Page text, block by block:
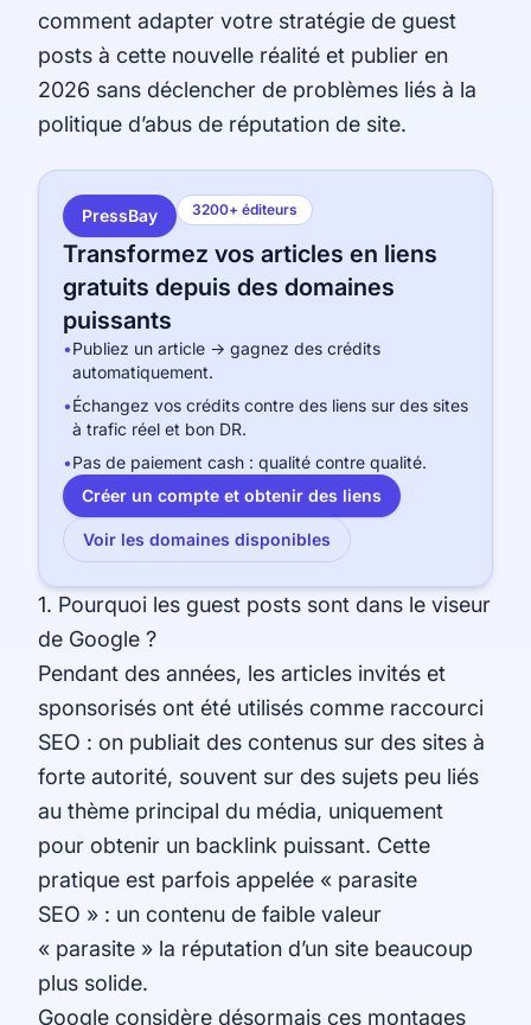
comment adapter votre stratégie de guest
posts à cette nouvelle réalité et publier en
2026 sans déclencher de problèmes liés à la
politique d’abus de réputation de site.
PressBay 3200+ éditeurs
Transformez vos articles en liens
gratuits depuis des domaines
puissants
•Publiez un article → gagnez des crédits
automatiquement.
•Échangez vos crédits contre des liens sur des sites
à trafic réel et bon DR.
•Pas de paiement cash : qualité contre qualité.
Créer un compte et obtenir des liens
Voir les domaines disponibles
1. Pourquoi les guest posts sont dans le viseur
de Google ?
Pendant des années, les articles invités et
sponsorisés ont été utilisés comme raccourci
SEO : on publiait des contenus sur des sites à
forte autorité, souvent sur des sujets peu liés
au thème principal du média, uniquement
pour obtenir un backlink puissant. Cette
pratique est parfois appelée « parasite
SEO » : un contenu de faible valeur
« parasite » la réputation d’un site beaucoup
plus solide.
Google considère désormais ces montages